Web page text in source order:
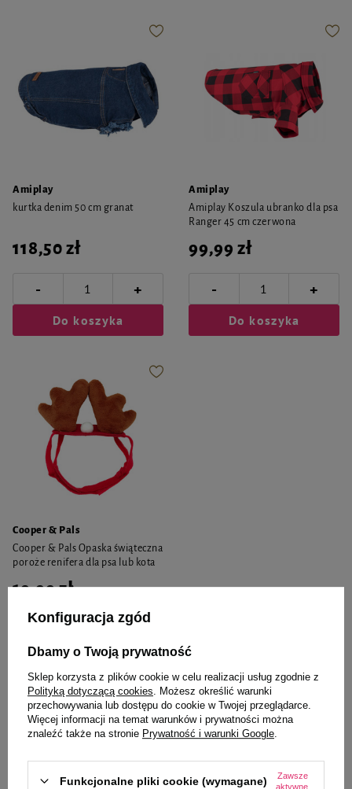
Amiplay
kurtka denim 50 cm granat
118,50 zł
- +
Do koszyka
Amiplay
Amiplay Koszula ubranko dla psa
Ranger 45 cm czerwona
99,99 zł
- +
Do koszyka
Cooper & Pals
Cooper & Pals Opaska świąteczna
poroże renifera dla psa lub kota
19,99 zł
-
Do koszyka
Twój pupil ucieszy się także
z...
Konfiguracja zgód
Dbamy o Twoją prywatność
Sklep korzysta z plików cookie w celu realizacji usług zgodnie z
Polityką dotyczącą cookies . Możesz określić warunki
przechowywania lub dostępu do cookie w Twojej przeglądarce.
Więcej informacji na temat warunków i prywatności można
znaleźć także na stronie Prywatność i warunki Google
Funkcjonalne pliki cookie (wymagane)
Zawsze
aktywne